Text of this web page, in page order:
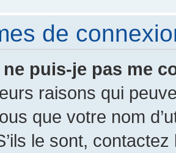
de
puis-je pas me
raisons qui
que votre nom
le sont,